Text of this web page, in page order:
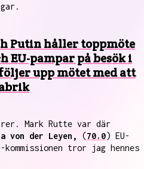
Putin håller toppmöte
EU-pampar på besök i
upp mötet med att
Mark Rutte var där
von der Leyen, (70.0) EU-
tror jag hennes